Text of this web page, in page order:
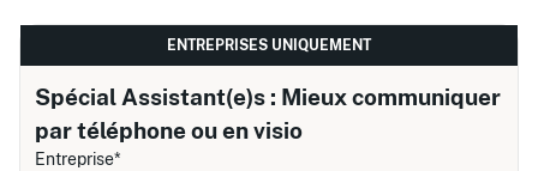
ENTREPRISES UNIQUEMENT
Spécial Assistant(e)s : Mieux communiquer
par téléphone ou en visio
Entreprise*